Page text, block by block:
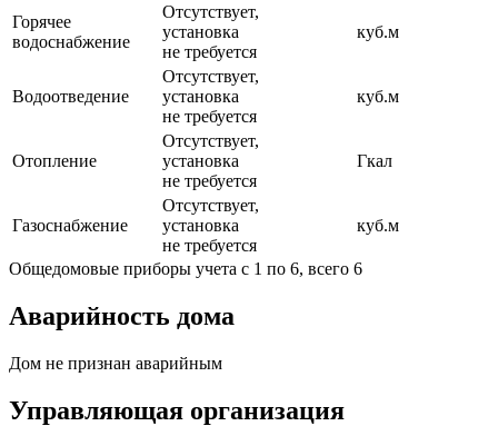
Горячее
водоснабжение
Отсутствует,
установка
не требуется
куб.м
Водоотведение
Отсутствует,
установка
не требуется
куб.м
Отопление
Отсутствует,
установка
не требуется
Гкал
Газоснабжение
Отсутствует,
установка
не требуется
куб.м
Общедомовые приборы учета с 1 по 6, всего 6
Аварийность дома
Дом не признан аварийным
Управляющая организация